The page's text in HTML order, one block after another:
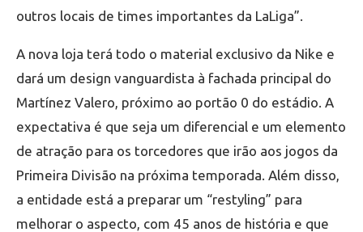
outros locais de times importantes da LaLiga”.
A nova loja terá todo o material exclusivo da Nike e
dará um design vanguardista à fachada principal do
Martínez Valero, próximo ao portão 0 do estádio. A
expectativa é que seja um diferencial e um elemento
de atração para os torcedores que irão aos jogos da
Primeira Divisão na próxima temporada. Além disso,
a entidade está a preparar um “restyling” para
melhorar o aspecto, com 45 anos de história e que